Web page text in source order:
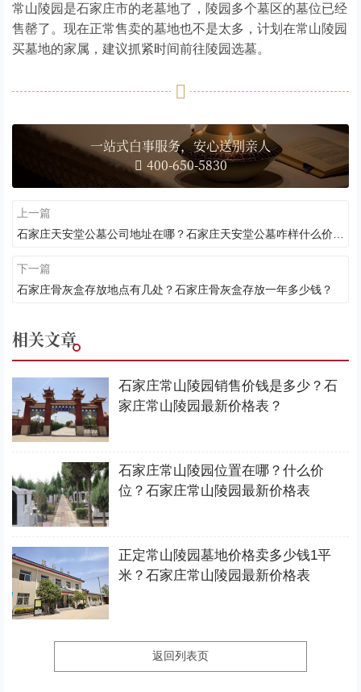
常山陵园是石家庄市的老墓地了，陵园多个墓区的墓位已经
售罄了。现在正常售卖的墓地也不是太多，计划在常山陵园
买墓地的家属，建议抓紧时间前往陵园选墓。
一站式白事服务，安心送别亲人
400-650-5830
上一篇
下一篇
石家庄骨灰盒存放地点有几处？石家庄骨灰盒存放一年多少钱？
相关文章
石家庄常山陵园销售价钱是多少？石
家庄常山陵园最新价格表？
石家庄常山陵园位置在哪？什么价
位？石家庄常山陵园最新价格表
正定常山陵园墓地价格卖多少钱1平
米？石家庄常山陵园最新价格表
返回列表页